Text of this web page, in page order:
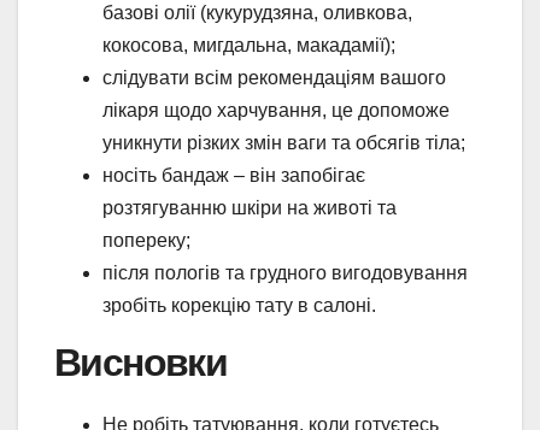
базові олії (кукурудзяна, оливкова,
кокосова, мигдальна, макадамії);
слідувати всім рекомендаціям вашого
лікаря щодо харчування, це допоможе
уникнути різких змін ваги та обсягів тіла;
носіть бандаж – він запобігає
розтягуванню шкіри на животі та
попереку;
після пологів та грудного вигодовування
зробіть корекцію тату в салоні.
Висновки
Не робіть татуювання, коли готуєтесь